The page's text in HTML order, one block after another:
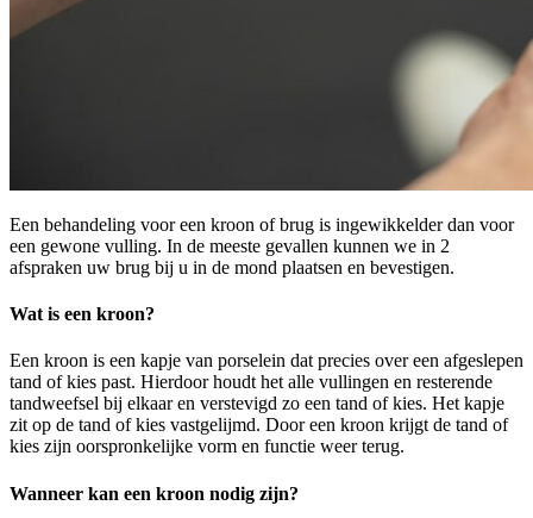
Een behandeling voor een kroon of brug is ingewikkelder dan voor
een gewone vulling. In de meeste gevallen kunnen we in 2
afspraken uw brug bij u in de mond plaatsen en bevestigen.
Wat is een kroon?
Een kroon is een kapje van porselein dat precies over een afgeslepen
tand of kies past. Hierdoor houdt het alle vullingen en resterende
tandweefsel bij elkaar en verstevigd zo een tand of kies. Het kapje
zit op de tand of kies vastgelijmd. Door een kroon krijgt de tand of
kies zijn oorspronkelijke vorm en functie weer terug.
Wanneer kan een kroon nodig zijn?